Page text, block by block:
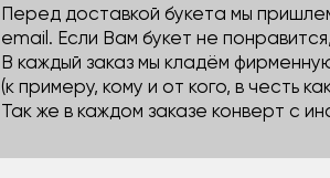
Перед доставкой букета мы
email. Если Вам букет не
В каждый заказ мы кладём
(к примеру, кому и от кого, в честь
Так же в каждом заказе конверт с